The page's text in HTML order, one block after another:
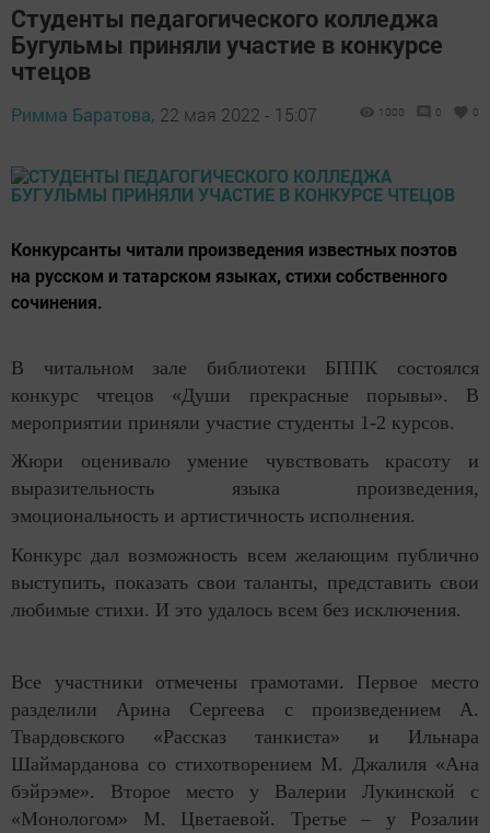
Студенты педагогического колледжа
Бугульмы приняли участие в конкурсе
чтецов
Римма Баратова, 22 мая 2022 - 15:07 1000 0 0
Конкурсанты читали произведения известных поэтов
на русском и татарском языках, стихи собственного
сочинения.
В читальном зале библиотеки БППК состоялся
конкурс чтецов «Души прекрасные порывы». В
мероприятии приняли участие студенты 1-2 курсов.
Жюри оценивало умение чувствовать красоту и
выразительность языка произведения,
эмоциональность и артистичность исполнения.
Конкурс дал возможность всем желающим публично
выступить, показать свои таланты, представить свои
любимые стихи. И это удалось всем без исключения.
Все участники отмечены грамотами. Первое место
разделили Арина Сергеева с произведением А.
Твардовского «Рассказ танкиста» и Ильнара
Шаймарданова со стихотворением М. Джалиля «Ана
бэйрэме». Второе место у Валерии Лукинской с
«Монологом» М. Цветаевой. Третье – у Розалии